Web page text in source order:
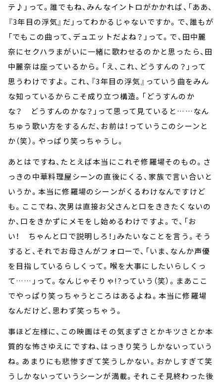
テ♪」って。誰でもね、みんなイントロがかかれば、「ああ、
『3年目の浮気』だ」ってわかるじゃないですか。で、誰もが
「でもこの曲って、デュエットだよね？」って。で、田中麗
奈にセクハラまがいに一緒に歌わせるのかと思ったら、田
中麗奈は座っているから。「え、これ、どうすんの？」って
思うわけですよ。これ、『3年目の浮気』っていう曲をみん
な知っているからこそ成り立つ構造。「どうすんのか
な？ どうすんのかな？」って思って見ていると……なん
ちゅう歌い方をするんだ、お前は！っていうこのシーンと
か（笑）。やっぱり笑っちゃうし。
あとはですね、たとえば本当にこれぞ修羅場そのもの。さ
っきの中華料理屋シーンの直後にくる、家族で言い合いと
いうか。本当に修羅場のシーンがくるわけなんですけど
も。ここでね、次男は直接お父さんと口をききたくないの
か、口をきかずにメモをし始めるわけですよ。で、「お
い！ ちゃんと口で説明しろ！」みたいなことを言う。そう
すると、それでお母さんがフォローで、「いま、なんか声優
を目指しているらしくって。喉を大事にしたいらしくっ
て……」って。なんじゃそりゃ!?っていう（笑）。まあここ
でやっぱり笑っちゃうところはあるよね。本当に修羅場
なんだけど、思わず笑っちゃう。
事ほど左様に、この映画はその気まずさとかキツさとか本
質的な怖さゆえにですね、はっきり笑うしかないっていう
ね。あまりにも悲惨すぎて笑うしかない。おかしすぎて笑
うしかないっていうシーンが満載。それこそ見終わった後